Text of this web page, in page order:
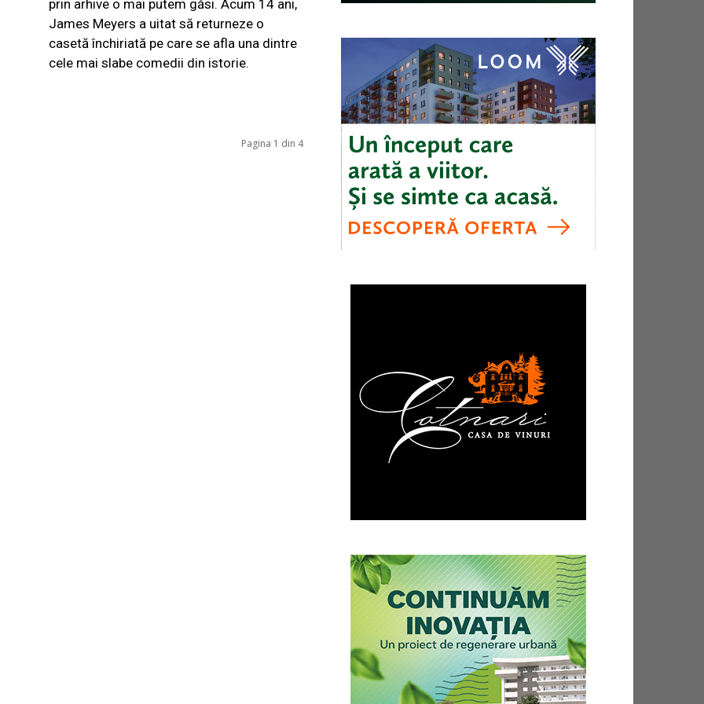
prin arhive o mai putem găsi. Acum 14 ani,
James Meyers a uitat să returneze o
casetă închiriată pe care se afla una dintre
cele mai slabe comedii din istorie.
Pagina 1 din 4